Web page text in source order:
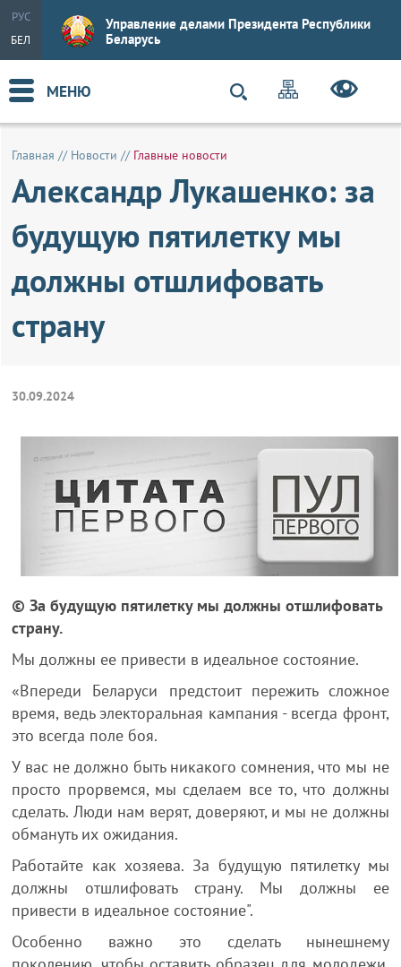
РУС
БЕЛ
Управление делами Президента Республики
Беларусь
МЕНЮ
Главная // Новости // Главные новости
Александр Лукашенко: за
будущую пятилетку мы
должны отшлифовать
страну
30.09.2024
©️ За будущую пятилетку мы должны отшлифовать
страну.
Мы должны ее привести в идеальное состояние.
«Впереди Беларуси предстоит пережить сложное
время, ведь электоральная кампания - всегда фронт,
это всегда поле боя.
У вас не должно быть никакого сомнения, что мы не
просто прорвемся, мы сделаем все то, что должны
сделать. Люди нам верят, доверяют, и мы не должны
обмануть их ожидания.
Работайте как хозяева. За будущую пятилетку мы
должны отшлифовать страну. Мы должны ее
привести в идеальное состояние".
Особенно важно это сделать нынешнему